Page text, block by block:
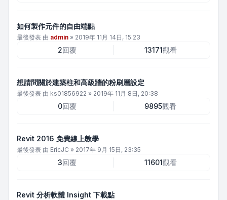
如何製作元件的自由端點
最後發表 由 admin » 2019年 11月 14日, 15:23
2回覆 13171觀看
想請問關於建築柱和高級牆的粉刷層設定
最後發表 由 ks01856922 » 2019年 11月 8日, 20:38
0回覆 9895觀看
Revit 2016 免費線上教學
最後發表 由 EricJC » 2017年 9月 15日, 23:35
3回覆 11601觀看
Revit 分析軟體 Insight 下載點